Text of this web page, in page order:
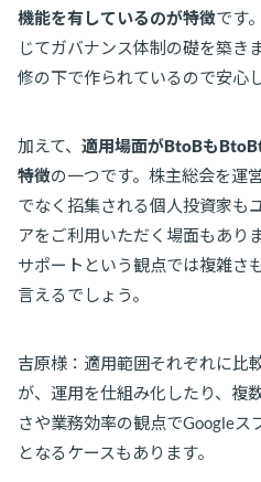
機能を有しているのが特徴です
じてガバナンス体制の礎を築き
修の下で作られているので安心
加えて、 適用場面がBtoBも
特徴の一つです。株主総会を運
でなく招集される個人投資家も
アをご利用いただく場面もあり
サポートという観点では複雑さ
言えるでしょう。
吉原様：適用範囲それぞれに比
が、運用を仕組み化したり、複
さや業務効率の観点でGoogleス
となるケースもあります。